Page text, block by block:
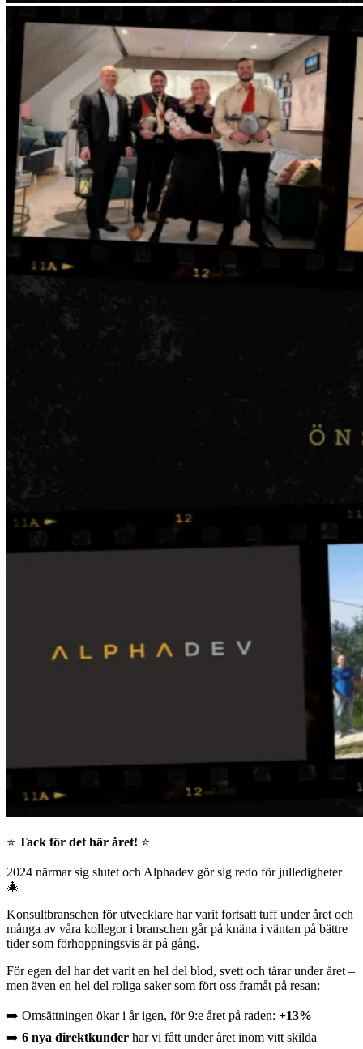
⭐ Tack för det här året! ⭐
2024 närmar sig slutet och Alphadev gör sig redo för julledigheter
🎄
Konsultbranschen för utvecklare har varit fortsatt tuff under året och
många av våra kollegor i branschen går på knäna i väntan på bättre
tider som förhoppningsvis är på gång.
För egen del har det varit en hel del blod, svett och tårar under året –
men även en hel del roliga saker som fört oss framåt på resan:
➡️ Omsättningen ökar i år igen, för 9:e året på raden: +13%
➡️ 6 nya direktkunder har vi fått under året inom vitt skilda